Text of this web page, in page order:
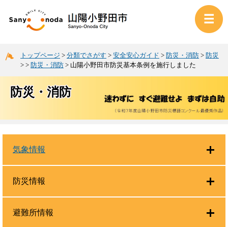
トップページ > 分類でさがす > 安全安心ガイド > 防災・消防 > 防災
> > 防災・消防 > 山陽小野田市防災基本条例を施行しました
防災・消防
気象情報
防災情報
避難所情報